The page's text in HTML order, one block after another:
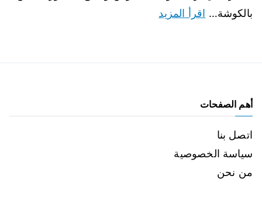
بالكوشة… اقرأ المزيد
أهم الصفحات
اتصل بنا
سياسة الخصوصية
من نحن